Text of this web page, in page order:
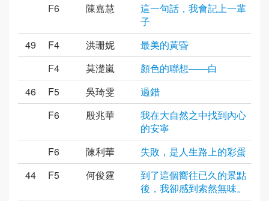
F6
陳嘉慧
這一句話，我會記上一輩
子
49
F4 洪珊妮
最美的黃昏
F4
莫濋嵐
顏色的聯想——白
46
F5 吳琦雯
過錯
F6
殷兆華
我在大自然之中找到內心
的安寧
F6
陳利華
失敗，是人生路上的彩蛋
44
F5 何俊霆
到了這個嚮往已久的景點
後，我卻感到索然無味。